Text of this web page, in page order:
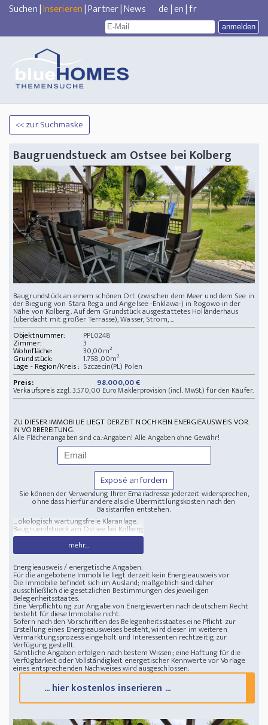
Suchen|Inserieren|Partner|News de|en|fr
<< zur Suchmaske
Baugruendstueck am Ostsee bei Kolberg
Baugrundstück an einem schönen Ort (zwischen dem Meer und dem See in
der Biegung von Stara Rega und Angelsee -Enklawa-) in Rogowo in der
Nähe von Kolberg. Auf dem Grundstück ausgestattetes Holländerhaus
(überdacht mit großer Terrasse), Wasser, Strom, ...
Objektnummer:
PPL0248
Zimmer: 3
Wohnfläche: 30,00m²
Grundstück: 1.758,00m²
Lage - Region/Kreis : Szczecin(PL) Polen
Preis:
98.000,00 €
Verkaufspreis zzgl. 3.570,00 Euro Maklerprovision (incl. MwSt.) für den Käufer.
ZU DIESER IMMOBILIE LIEGT DERZEIT NOCH KEIN ENERGIEAUSWEIS VOR.
IN VORBEREITUNG.
Alle Flächenangaben sind ca.-Angaben! Alle Angaben ohne Gewähr!
Exposé anfordern
Sie können der Verwendung Ihrer Emailadresse jederzeit widersprechen,
ohne dass hierfür andere als die Übermittlungskosten nach den
Basistarifen entstehen.
... ökologisch wartungsfreie Kläranlage.
Baugruendstueck am Ostsee bei Kolberg
mehr...
Energieausweis / energetische Angaben:
Für die angebotene Immobilie liegt derzeit kein Energieausweis vor.
Die Immobilie befindet sich im Ausland; maßgeblich sind daher
ausschließlich die gesetzlichen Bestimmungen des jeweiligen
Belegenheitsstaates.
Eine Verpflichtung zur Angabe von Energiewerten nach deutschem Recht
besteht für diese Immobilie nicht.
Sofern nach den Vorschriften des Belegenheitsstaates eine Pflicht zur
Erstellung eines Energieausweises besteht, wird dieser im weiteren
Vermarktungsprozess eingeholt und Interessenten rechtzeitig zur
Verfügung gestellt.
Sämtliche Angaben erfolgen nach bestem Wissen; eine Haftung für die
Verfügbarkeit oder Vollständigkeit energetischer Kennwerte vor Vorlage
eines entsprechenden Nachweises wird ausgeschlossen.
... hier kostenlos inserieren ...